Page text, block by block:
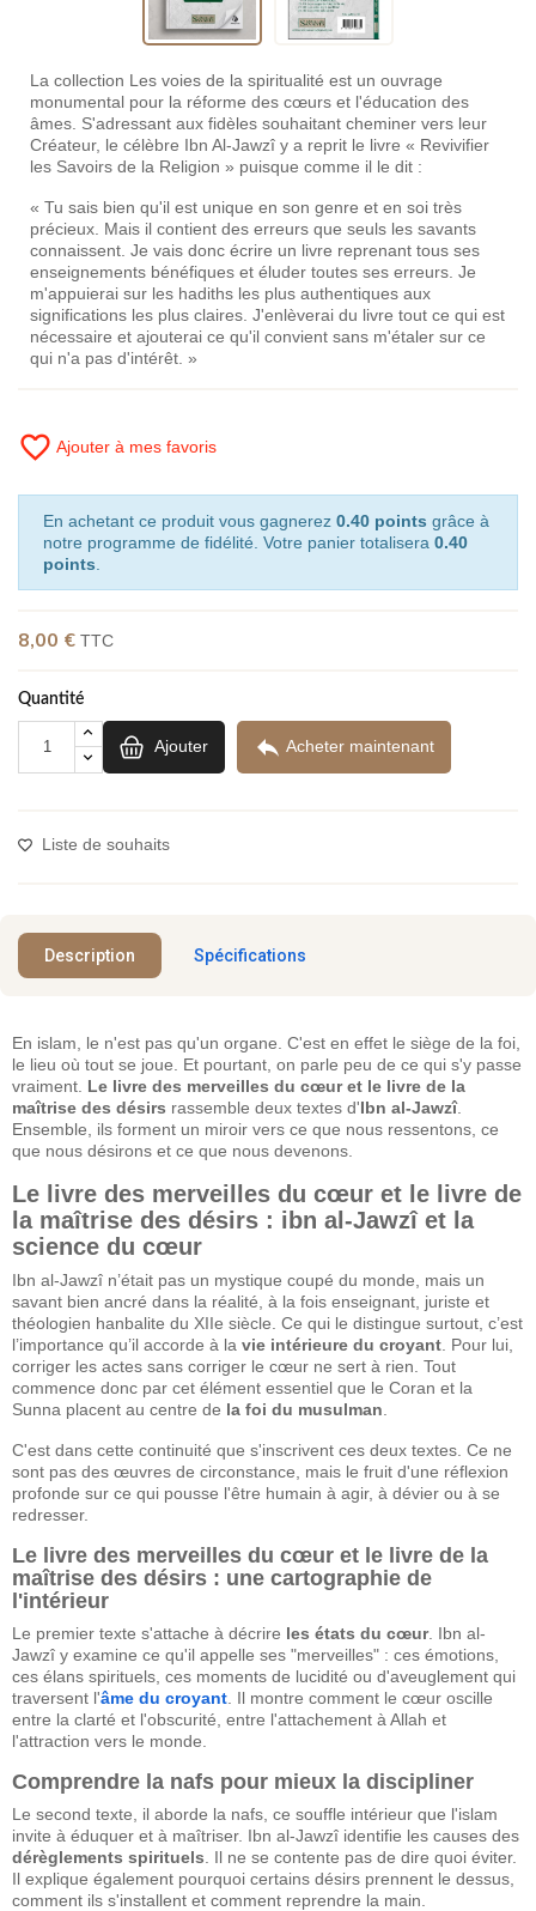
La collection Les voies de la spiritualité est un ouvrage
monumental pour la réforme des cœurs et l'éducation des
âmes. S'adressant aux fidèles souhaitant cheminer vers leur
Créateur, le célèbre Ibn Al-Jawzî y a reprit le livre « Revivifier
les Savoirs de la Religion » puisque comme il le dit :
« Tu sais bien qu'il est unique en son genre et en soi très
précieux. Mais il contient des erreurs que seuls les savants
connaissent. Je vais donc écrire un livre reprenant tous ses
enseignements bénéfiques et éluder toutes ses erreurs. Je
m'appuierai sur les hadiths les plus authentiques aux
significations les plus claires. J'enlèverai du livre tout ce qui est
nécessaire et ajouterai ce qu'il convient sans m'étaler sur ce
qui n'a pas d'intérêt. »
favorite_border Ajouter à mes favoris
En achetant ce produit vous gagnerez 0.40 points grâce à
notre programme de fidélité. Votre panier totalisera 0.40
points
8,00 € TTC
Quantité
Ajouter  Acheter maintenant
Liste de souhaits
Description Spécifications
En islam, le n'est pas qu'un organe. C'est en effet le siège de la foi,
le lieu où tout se joue. Et pourtant, on parle peu de ce qui s'y passe
vraiment. Le livre des merveilles du cœur et le livre de la
maîtrise des désirs rassemble deux textes d'Ibn al-Jawzî.
Ensemble, ils forment un miroir vers ce que nous ressentons, ce
que nous désirons et ce que nous devenons.
Le livre des merveilles du cœur et le livre de
la maîtrise des désirs : ibn al-Jawzî et la
science du cœur
Ibn al-Jawzî n’était pas un mystique coupé du monde, mais un
savant bien ancré dans la réalité, à la fois enseignant, juriste et
théologien hanbalite du XIIe siècle. Ce qui le distingue surtout, c’est
l’importance qu’il accorde à la vie intérieure du croyant . Pour lui,
corriger les actes sans corriger le cœur ne sert à rien. Tout
commence donc par cet élément essentiel que le Coran et la
Sunna placent au centre de la foi du musulman
C'est dans cette continuité que s'inscrivent ces deux textes. Ce ne
sont pas des œuvres de circonstance, mais le fruit d'une réflexion
profonde sur ce qui pousse l'être humain à agir, à dévier ou à se
redresser.
Le livre des merveilles du cœur et le livre de la
maîtrise des désirs : une cartographie de
l'intérieur
Le premier texte s'attache à décrire les états du cœur. Ibn al-
Jawzî y examine ce qu'il appelle ses "merveilles" : ces émotions,
ces élans spirituels, ces moments de lucidité ou d'aveuglement qui
traversent l'âme du croyant . Il montre comment le cœur oscille
entre la clarté et l'obscurité, entre l'attachement à Allah et
l'attraction vers le monde.
Comprendre la nafs pour mieux la discipliner
Le second texte, il aborde la nafs, ce souffle intérieur que l'islam
invite à éduquer et à maîtriser. Ibn al-Jawzî identifie les causes des
dérèglements spirituels . Il ne se contente pas de dire quoi éviter.
Il explique également pourquoi certains désirs prennent le dessus,
comment ils s'installent et comment reprendre la main.